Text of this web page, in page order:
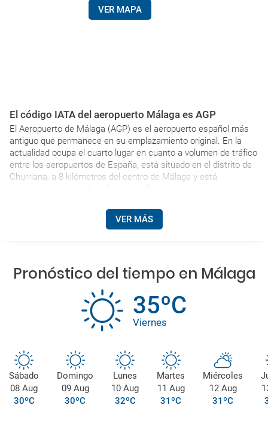
VER MAPA
El código IATA del aeropuerto Málaga es AGP
El Aeropuerto de Málaga (AGP) es el aeropuerto español más
antiguo que permanece en su emplazamiento original. En la
actualidad ocupa el cuarto lugar en cuanto a volumen de tráfico
entre los aeropuertos de España, está situado en el distrito de
Churriana, a 8 kilómetros del centro de Málaga y está
VER MÁS
Pronóstico del tiempo en Málaga
35ºC
Viernes
Sábado
08 Aug
30ºC
Domingo
09 Aug
30ºC
Lunes
10 Aug
32ºC
Martes
11 Aug
31ºC
Miércoles
12 Aug
31ºC